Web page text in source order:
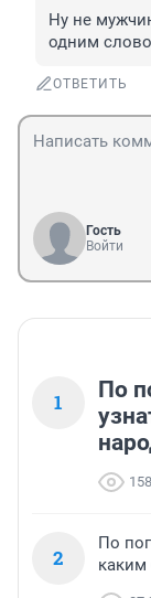
Ну не
одним
ОТВЕТИТЬ
Гость
Войти
1
По
2
По
каким